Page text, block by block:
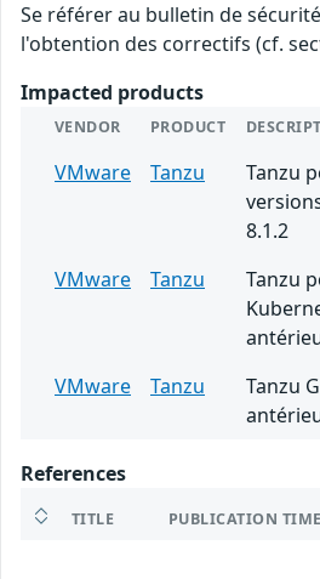
Se référer au bulletin de
l'obtention des correctifs (cf.
Impacted products
VENDOR PRODUCT
VMware Tanzu
Tanzu
8.1.2
VMware
Tanzu
Tanzu
VMware
Tanzu
Tanzu
References
TITLE PUBLICATION TIME